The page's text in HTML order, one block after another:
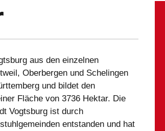
aus den einzelnen
Oberbergen und Schelingen
und bildet den
Fläche von 3736 Hektar. Die
Vogtsburg ist durch
entstanden und hat